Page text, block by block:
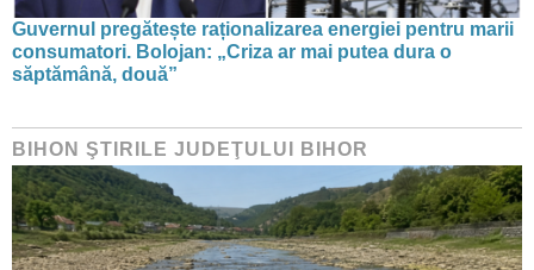
Guvernul pregătește raționalizarea energiei pentru marii
consumatori. Bolojan: „Criza ar mai putea dura o
săptămână, două”
BIHON ŞTIRILE JUDEŢULUI BIHOR